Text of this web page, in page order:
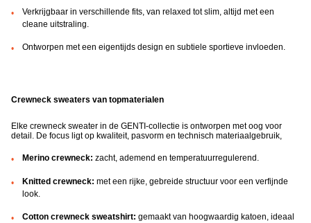
Verkrijgbaar in verschillende fits, van relaxed tot slim, altijd met een
cleane uitstraling.
Ontworpen met een eigentijds design en subtiele sportieve invloeden.
Crewneck sweaters van topmaterialen
Elke crewneck sweater in de GENTI-collectie is ontworpen met oog voor
detail. De focus ligt op kwaliteit, pasvorm en technisch materiaalgebruik,
Merino crewneck: zacht, ademend en temperatuurregulerend.
Knitted crewneck: met een rijke, gebreide structuur voor een verfijnde
look.
Cotton crewneck sweatshirt: gemaakt van hoogwaardig katoen, ideaal